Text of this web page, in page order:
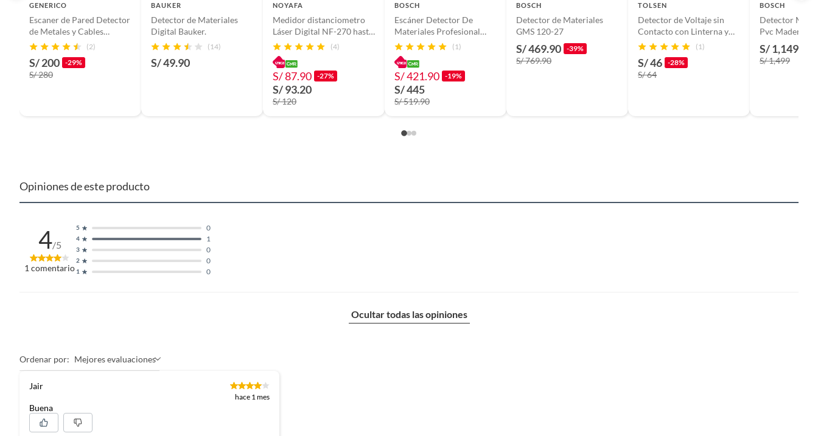
Detalle de la Condición Nuevo en caja
Modelo NF-5105
Alto
Garantía del proveedor
Detecta madera hasta 30mm detecta cable corriente hasta
GENERICO
Escaner de Pared Detector
de Metales y Cables
Eléctricos Hanmatek
(2)
S/ 200 -29%
S/ 280
BAUKER
Detector de Materiales
Digital Bauker.
(14)
S/ 49.90
NOYAFA
Medidor distanciometro
Láser Digital NF-270 hasta
70 metros funciona con 3
Pilas AAA (no incluidas)
(4)
S/ 87.90 -27%
S/ 93.20
S/ 120
BOSCH
Escáner Detector De
Materiales Profesional
Bosch Gms 120-27
(1)
S/ 421.90 -19%
S/ 445
S/ 519.90
BOSCH
Detector de Materiales
GMS 120-27
S/ 469.90 -39%
S/ 769.90
TOLSEN
Detector de Voltaje sin
Contacto con Linterna y
hasta 1000v Tolsen
(1)
S/ 46 -28%
S/ 64
BOSCH
Detector
Pvc Madera
D-tect 120
S/ 1,149.90
S/ 1,499
Opiniones de este producto
4/5
1 comentario 1 0
2 0
3 0
4 1
5 0
Ocultar todas las opiniones
Ordenar por: Mejores evaluaciones
Jair
hace 1 mes
Buena